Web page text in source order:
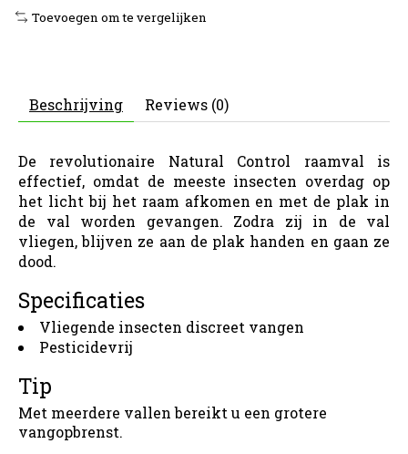
Toevoegen om te vergelijken
Beschrijving Reviews (0)
De revolutionaire Natural Control raamval is
effectief, omdat de meeste insecten overdag op
het licht bij het raam afkomen en met de plak in
de val worden gevangen. Zodra zij in de val
vliegen, blijven ze aan de plak handen en gaan ze
dood.
Specificaties
Vliegende insecten discreet vangen
Pesticidevrij
Tip
Met meerdere vallen bereikt u een grotere
vangopbrenst.